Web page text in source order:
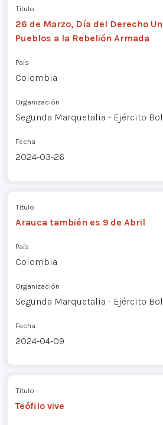
Título
26 de Marzo, Día del Derecho
Pueblos a la Rebelión Armada
País
Colombia
Organización
Segunda Marquetalia - Ejército
Fecha
2024-03-26
Título
Arauca también es 9 de Abril
País
Colombia
Organización
Segunda Marquetalia - Ejército
Fecha
2024-04-09
Título
Teófilo vive